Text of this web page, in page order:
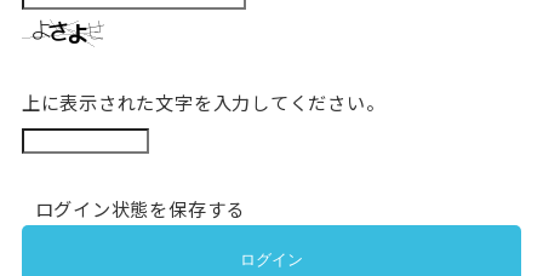
上に表示された文字を入力してください。
ログイン状態を保存する